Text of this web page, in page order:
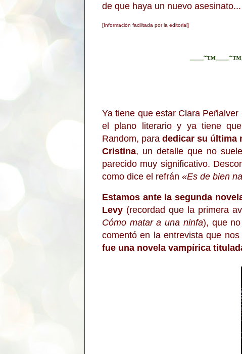
de que haya un nuevo asesinato...
[Información facilitada por la editorial]
Ya tiene que estar Clara
el plano literario y ya tiene
Random, para dedicar su última
Cristina, un detalle que no
parecido muy significativo.
como dice el refrán «Es de bien
Estamos ante la segunda
Levy (recordad que la primera
Cómo matar a una ninfa), que
comentó en la entrevista que
fue una novela vampírica